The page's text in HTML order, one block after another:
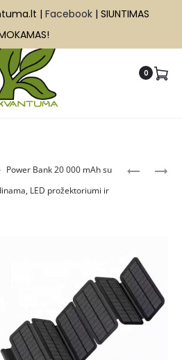
|Facebook|
NUO 100 € NEMOKAMAS!
| Facebook | SIUNTIMAS
0
CM
(USB-
C,
Power Bank 20 000 mAh su
LED prožektoriumi ir